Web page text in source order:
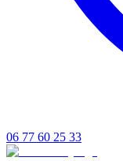
06 77 60 25 33